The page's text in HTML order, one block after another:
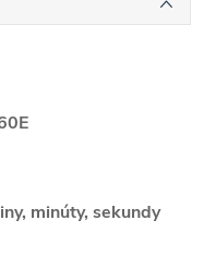
minúty, sekundy